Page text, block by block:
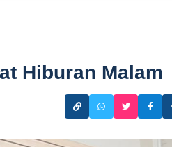
Hiburan Malam